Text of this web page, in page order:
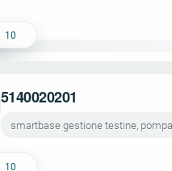
10
5140020201
smartbase gestione testine,
10